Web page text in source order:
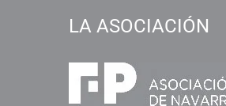
LA ASOCIACIÓN